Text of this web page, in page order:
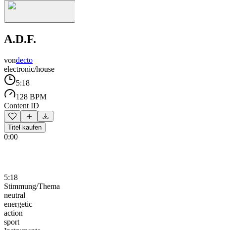
A.D.F.
vondecto
electronic/house
5:18
128 BPM
Content ID
Titel kaufen
0:00
5:18
Stimmung/Thema
neutral
energetic
action
sport